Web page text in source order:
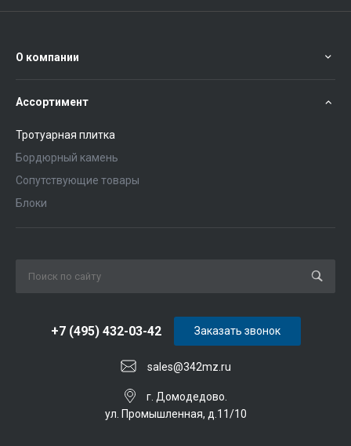
О компании
Ассортимент
Тротуарная плитка
Бордюрный камень
Сопутствующие товары
Блоки
sales@342mz.ru
+7 (495) 432-03-42
г. Домодедово.
ул. Промышленная, д.11/10
Заказать звонок